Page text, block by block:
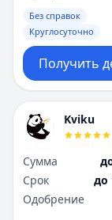
Без справок
Круглосуточно
Получить
Kviku
Сумма
Срок
до
Одобрение